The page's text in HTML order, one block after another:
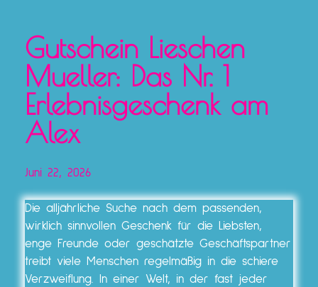
Gutschein Lieschen
Mueller: Das Nr. 1
Erlebnisgeschenk am
Alex
Juni 22, 2026
Die alljährliche Suche nach dem passenden,
wirklich sinnvollen Geschenk für die Liebsten,
enge Freunde oder geschätzte Geschäftspartner
treibt viele Menschen regelmäßig in die schiere
Verzweiflung. In einer Welt, in der fast jeder